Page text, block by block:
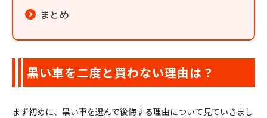
まとめ
黒い車を二度と買わない理由は？
まず初めに、黒い車を選んで後悔する理由について見ていきまし